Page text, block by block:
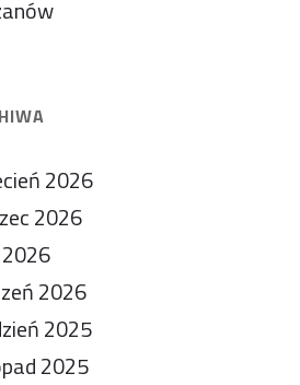
2026
2026
2026
2025
2025